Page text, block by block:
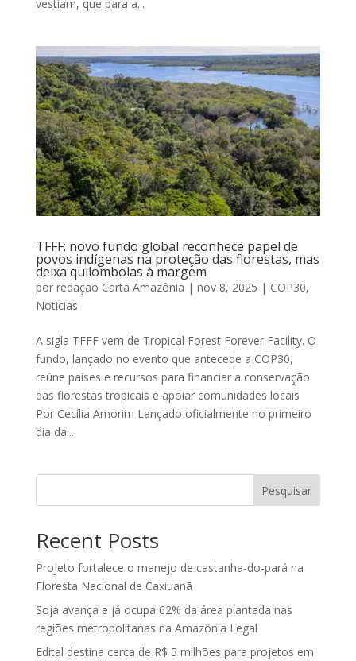
vestiam, que para a...
TFFF: novo fundo global reconhece papel de
povos indígenas na proteção das florestas, mas
deixa quilombolas à margem
por redação Carta Amazônia | nov 8, 2025 | COP30,
Noticias
A sigla TFFF vem de Tropical Forest Forever Facility. O
fundo, lançado no evento que antecede a COP30,
reúne países e recursos para financiar a conservação
das florestas tropicais e apoiar comunidades locais
Por Cecília Amorim Lançado oficialmente no primeiro
dia da...
Pesquisar
Recent Posts
Projeto fortalece o manejo de castanha-do-pará na
Floresta Nacional de Caxiuanã
Soja avança e já ocupa 62% da área plantada nas
regiões metropolitanas na Amazônia Legal
Edital destina cerca de R$ 5 milhões para projetos em